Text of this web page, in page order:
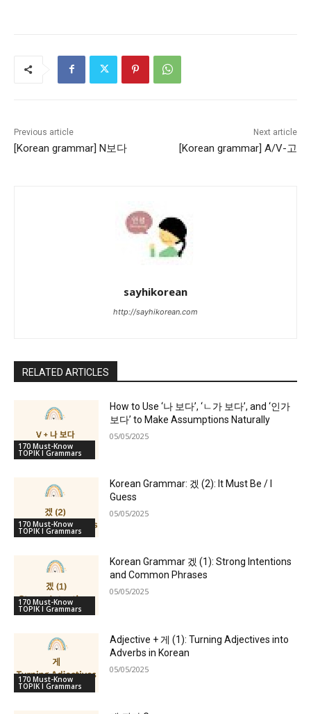
Previous article
[Korean grammar] N보다
Next article
[Korean grammar] A/V-고
sayhikorean
http://sayhikorean.com
RELATED ARTICLES
170 Must-Know
TOPIK I Grammars
How to Use ‘나 보다’, ‘ㄴ가 보다’, and ‘인가
보다’ to Make Assumptions Naturally
05/05/2025
170 Must-Know
TOPIK I Grammars
Korean Grammar: 겠 (2): It Must Be / I
Guess
05/05/2025
170 Must-Know
TOPIK I Grammars
Korean Grammar 겠 (1): Strong Intentions
and Common Phrases
05/05/2025
170 Must-Know
TOPIK I Grammars
Adjective + 게 (1): Turning Adjectives into
Adverbs in Korean
05/05/2025